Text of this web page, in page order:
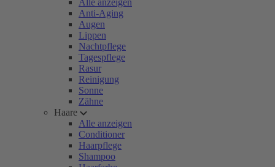
Alle anzeigen
Anti-Aging
Augen
Lippen
Nachtpflege
Tagespflege
Rasur
Reinigung
Sonne
Zähne
Haare
Alle anzeigen
Conditioner
Haarpflege
Shampoo